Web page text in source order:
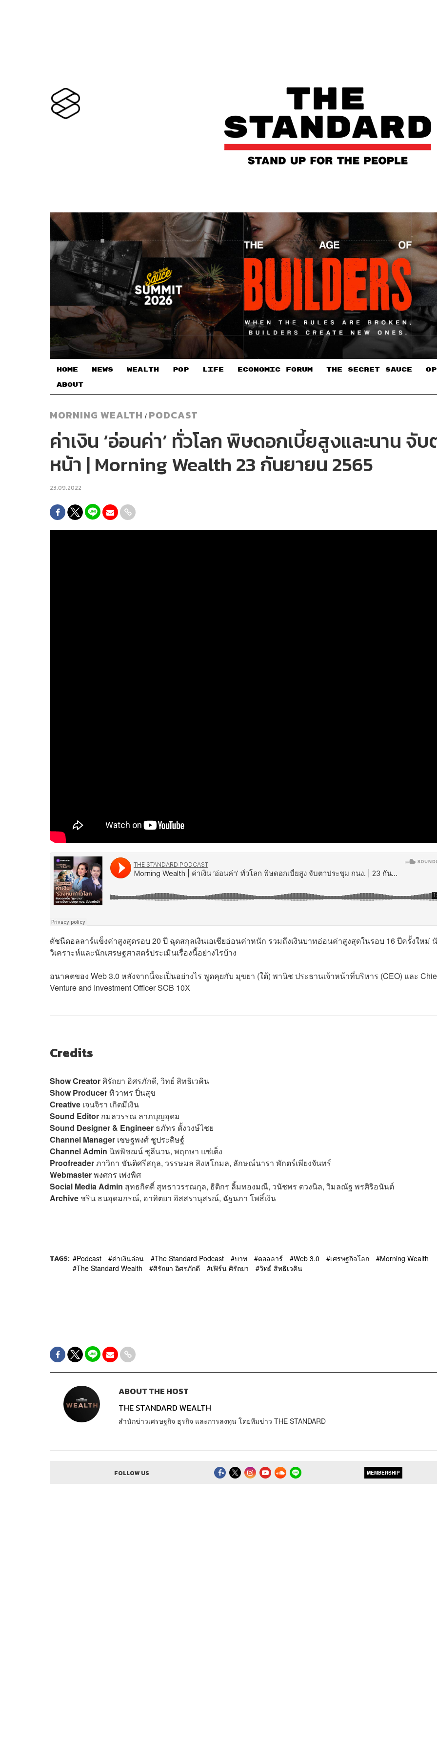
HOME NEWS WEALTH POP LIFE ECONOMIC FORUM THE SECRET SAUCE​
ABOUT
MORNING WEALTH / PODCAST
ค่าเงิน ‘อ่อนค่า’ ทั่วโลก พิษดอกเบี้ยสูงและนาน จั
หน้า | Morning Wealth 23 กันยายน 2565
23.09.2022
ดัชนีดอลลาร์แข็งค่าสูงสุดรอบ 20 ปี ฉุดสกุลเงินเอเชียอ่อนค่าหนัก รวมถึงเงินบาทอ่อนค่าสูงสุดในรอบ 16 ปีครั้งใหม่
วิเคราะห์และนักเศรษฐศาสตร์ประเมินเรื่องนี้อย่างไรบ้าง
อนาคตของ Web 3.0 หลังจากนี้จะเป็นอย่างไร พูดคุยกับ มุขยา (ใต้) พานิช ประธานเจ้าหน้าที่บริหาร (CEO) และ
Venture and Investment Officer SCB 10X
Credits
Show Creatorศิรัถยา อิศรภักดี, วิทย์ สิทธิเวคิน
Show Producerทิวาพร ปิ่นสุข
Creative เจนจิรา เกิดมีเงิน
Sound Editor กมลวรรณ ลาภบุญอุดม
Sound Designer & Engineer ธภัทร ตั้งวงษ์ไชย
Channel Manager เชษฐพงศ์ ชูประดิษฐ์
Channel Admin นิพพิชฌน์ ชุลีนวน, พฤกษา แซ่เต็ง
Proofreaderภาวิกา ขันติศรีสกุล, วรรษมล สิงหโกมล, ลักษณ์นารา พักตร์เพียงจันทร์
Webmasterพงศกร เพ่งพิศ
Social Media Admin สุทธกิตติ์​ สุทธาวรรณกุล, ธิติกร ลิ้มทองมณี, วนัชพร ดวงนิล, วิมลณัฐ พรศิริอนันต์
Archive ชริน ธนอุดมกรณ์, อาทิตยา อิสสรานุสรณ์, ฉัฐนภา โพธิ์เงิน
TAGS: Podcast ค่าเงินอ่อน The Standard Podcast บาท ดอลลาร์ Web 3.0 เศรษฐกิจโลก
Morning Wealth
The Standard Wealth
ศิรัถยา อิศรภักดี เฟิร์น ศิรัถยา วิทย์ สิทธิเวคิน
ABOUT THE HOST
THE STANDARD WEALTH
สำนักข่าวเศรษฐกิจ ธุรกิจ และการลงทุน โดยทีมข่าว THE STANDARD
FOLLOW US MEMBERSHIP